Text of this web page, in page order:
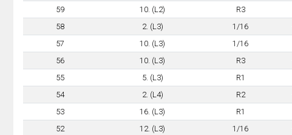
59
10. (L2) R3
58
2. (L3) 1/16
57
10. (L3) 1/16
56
10. (L3) R3
55
5. (L3) R1
54
2. (L4) R2
53
16. (L3) R1
52
12. (L3) 1/16